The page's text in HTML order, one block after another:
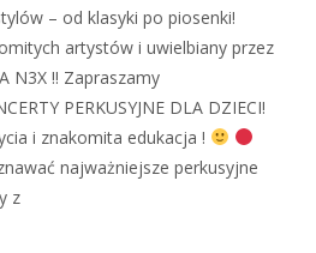
– od klasyki po piosenki!
artystów i uwielbiany przez
N3X !! Zapraszamy
PERKUSYJNE DLA DZIECI!
i znakomita edukacja !
najważniejsze perkusyjne
z